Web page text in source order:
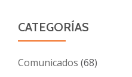
CATEGORÍAS
Comunicados (68)